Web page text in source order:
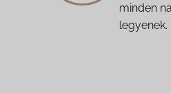
minden
legyenek.